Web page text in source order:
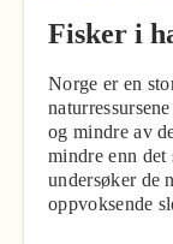
Fisker i
Norge er en
og mindre av
mindre enn
undersøker de
oppvoksende